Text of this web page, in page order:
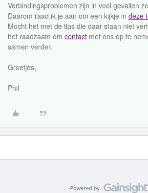
Verbindingsproblemen zijn in veel gevallen
Daarom raad ik je aan om een kijkje in deze
Mocht het met de tips die daar staan niet
het raadzaam om contact met ons op te
samen verder.
Groetjes,
Phil